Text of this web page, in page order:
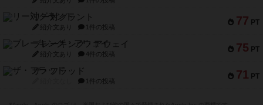
77 PT
リー対グラント
紹介文あり 1件の投稿
75 PT
ブレーキング・アウェイ
紹介文あり 4件の投稿
71 PT
ザ・フラッド
1件の投稿